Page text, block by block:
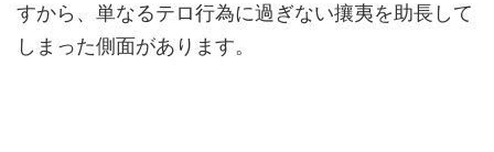
すから、単なるテロ行為に過ぎない攘夷を助長して
しまった側面があります。